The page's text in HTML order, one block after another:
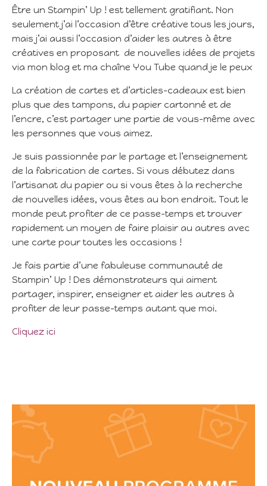
Être un Stampin’ Up ! est tellement gratifiant. Non
seulement j’ai l’occasion d’être créative tous les jours,
mais j’ai aussi l’occasion d’aider les autres à être
créatives en proposant de nouvelles idées de projets
via mon blog et ma chaîne You Tube quand je le peux
La création de cartes et d’articles-cadeaux est bien
plus que des tampons, du papier cartonné et de
l’encre, c’est partager une partie de vous-même avec
les personnes que vous aimez.
Je suis passionnée par le partage et l’enseignement
de la fabrication de cartes. Si vous débutez dans
l’artisanat du papier ou si vous êtes à la recherche
de nouvelles idées, vous êtes au bon endroit. Tout le
monde peut profiter de ce passe-temps et trouver
rapidement un moyen de faire plaisir au autres avec
une carte pour toutes les occasions !
Je fais partie d’une fabuleuse communauté de
Stampin’ Up ! Des démonstrateurs qui aiment
partager, inspirer, enseigner et aider les autres à
profiter de leur passe-temps autant que moi.
Cliquez ici